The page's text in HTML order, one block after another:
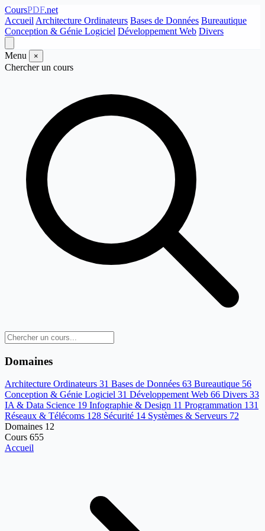
CoursPDF.net
Accueil Architecture Ordinateurs Bases de Données Bureautique
Conception & Génie Logiciel Développement Web Divers
Menu ×
Chercher un cours
Domaines
Architecture Ordinateurs 31 Bases de Données 63 Bureautique 56
Conception & Génie Logiciel 31 Développement Web 66 Divers 33
IA & Data Science 19 Infographie & Design 11 Programmation 131
Réseaux & Télécoms 128 Sécurité 14 Systèmes & Serveurs 72
Domaines 12
Cours 655
Accueil